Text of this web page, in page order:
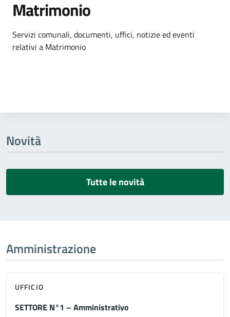
Matrimonio
Dettagli dell'argomento
Servizi comunali, documenti, uffici, notizie ed eventi
relativi a Matrimonio
Novità
Tutte le novità
Amministrazione
UFFICIO
SETTORE N°1 – Amministrativo